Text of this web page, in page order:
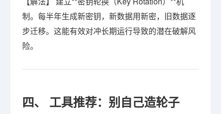
制。每半年生成新密钥，新数据用新密，旧数据逐
步迁移。这能有效对冲长期运行导致的潜在破解风
险。
四、 工具推荐：别自己造轮子